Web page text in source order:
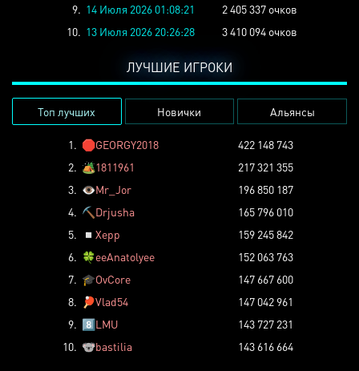
9. 14 Июля 2026 01:08:21
2 405 337 очков
10. 13 Июля 2026 20:26:28 3 410 094 очков
ЛУЧШИЕ ИГРОКИ
Топ лучших Новички Альянсы
1. 🛑GEORGY2018
422 148 743
2. 🏕️1811961
217 321 355
3. 👁️Mr_Jor
196 850 187
4. ⛏️ Drjusha
165 796 010
5.
◽ Xepp
159 245 842
6. 🍀eeAnatolyee
152 063 763
7. 🎓OvCore
147 667 600
8.
🏓Vlad54
147 042 961
9. 8️⃣LMU
143 727 231
10. 🐨bastilia 143 616 664